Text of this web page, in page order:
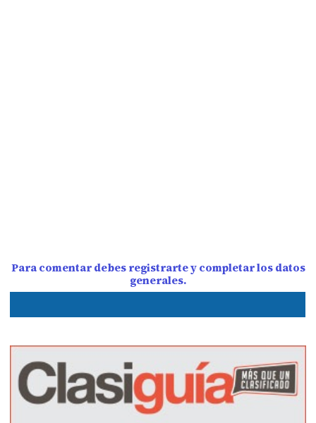
Para comentar debes registrarte y completar los datos
generales.